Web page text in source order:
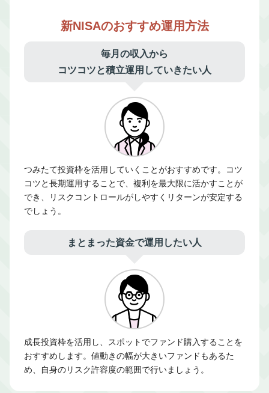
新NISAのおすすめ運用方法
毎月の収入から
コツコツと積立運用していきたい人
つみたて投資枠を活用していくことがおすすめです。コツ
コツと長期運用することで、複利を最大限に活かすことが
でき、リスクコントロールがしやすくリターンが安定する
でしょう。
まとまった資金で運用したい人
成長投資枠を活用し、スポットでファンド購入することを
おすすめします。値動きの幅が大きいファンドもあるた
め、自身のリスク許容度の範囲で行いましょう。